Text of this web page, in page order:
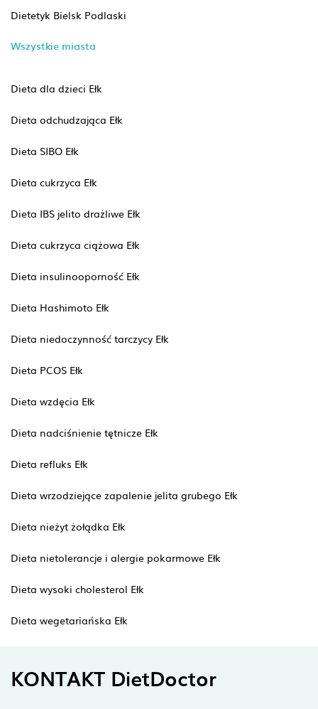
Dietetyk Bielsk Podlaski
Wszystkie miasta
Dieta dla dzieci Ełk
Dieta odchudzająca Ełk
Dieta SIBO Ełk
Dieta cukrzyca Ełk
Dieta IBS jelito drażliwe Ełk
Dieta cukrzyca ciążowa Ełk
Dieta insulinooporność Ełk
Dieta Hashimoto Ełk
Dieta niedoczynność tarczycy Ełk
Dieta PCOS Ełk
Dieta wzdęcia Ełk
Dieta nadciśnienie tętnicze Ełk
Dieta refluks Ełk
Dieta wrzodziejące zapalenie jelita grubego Ełk
Dieta nieżyt żołądka Ełk
Dieta nietolerancje i alergie pokarmowe Ełk
Dieta wysoki cholesterol Ełk
Dieta wegetariańska Ełk
KONTAKT DietDoctor